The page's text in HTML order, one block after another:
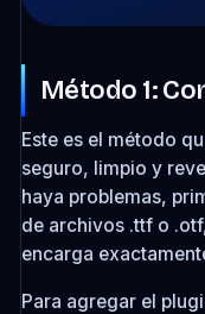
Método 1:
Este es el método
seguro, limpio y
haya problemas,
de archivos .ttf o
encarga
Para agregar el